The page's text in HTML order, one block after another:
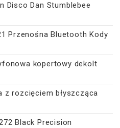
Disco Dan Stumblebee
Przenośna Bluetooth Kody
kopertowy dekolt
z rozcięciem błyszcząca
Black Precision